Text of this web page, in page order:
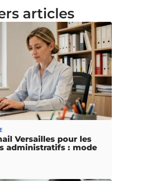
articles
Versailles pour les
administratifs : mode